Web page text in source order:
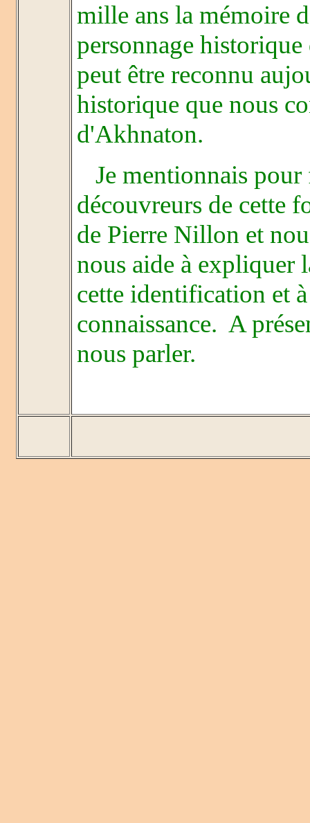
mille ans la mémoire
personnage
peut être reconnu
historique que nous
d'Akhnaton.
Je mentionnais pour
découvreurs de cette
de Pierre Nillon et
nous aide à expliquer
cette identification et
connaissance. A
nous parler.